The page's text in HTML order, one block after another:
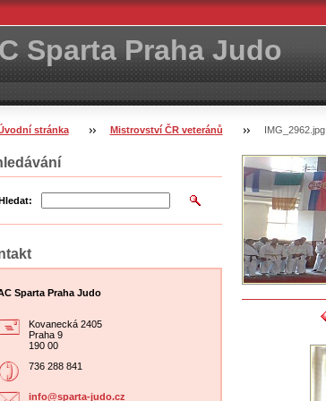
Sparta Praha Judo
stránka Mistrovství ČR veteránů IMG_2962.jpg
Sparta Praha Judo
Kovanecká 2405
Praha 9
190 00
736 288 841
info@sparta-judo.cz